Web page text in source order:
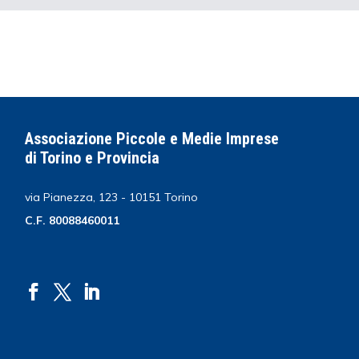
Associazione Piccole e Medie Imprese
di Torino e Provincia
via Pianezza, 123 - 10151 Torino
C.F. 80088460011